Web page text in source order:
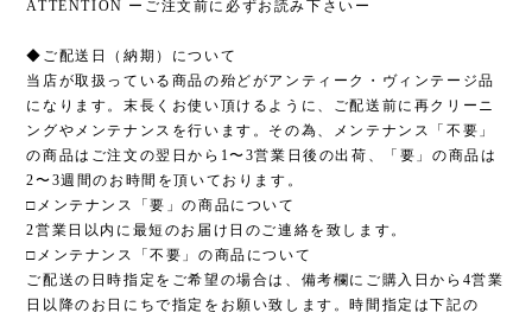
ATTENTION ーご注文前に必ずお読み下さいー
◆ご配送日（納期）について
当店が取扱っている商品の殆どがアンティーク・ヴィンテージ品
になります。末長くお使い頂けるように、ご配送前に再クリーニ
ングやメンテナンスを行います。その為、メンテナンス「不要」
の商品はご注文の翌日から1〜3営業日後の出荷、「要」の商品は
2〜3週間のお時間を頂いております。
□メンテナンス「要」の商品について
2営業日以内に最短のお届け日のご連絡を致します。
□メンテナンス「不要」の商品について
ご配送の日時指定をご希望の場合は、備考欄にご購入日から4営業
日以降のお日にちで指定をお願い致します。時間指定は下記の